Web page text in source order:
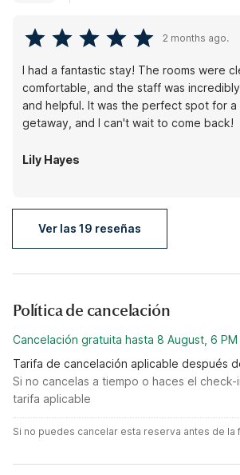
2 months ago.
I had a fantastic stay! The rooms were
comfortable, and the staff was
and helpful. It was the perfect spot for a
getaway, and I can't wait to come back!
Lily Hayes
Ver las 19 reseñas
Política de cancelación
Cancelación gratuita hasta 8 August, 6 PM
Tarifa de cancelación aplicable después
Si no cancelas a tiempo o haces el
tarifa aplicable
Si no puedes cancelar esta reserva antes de